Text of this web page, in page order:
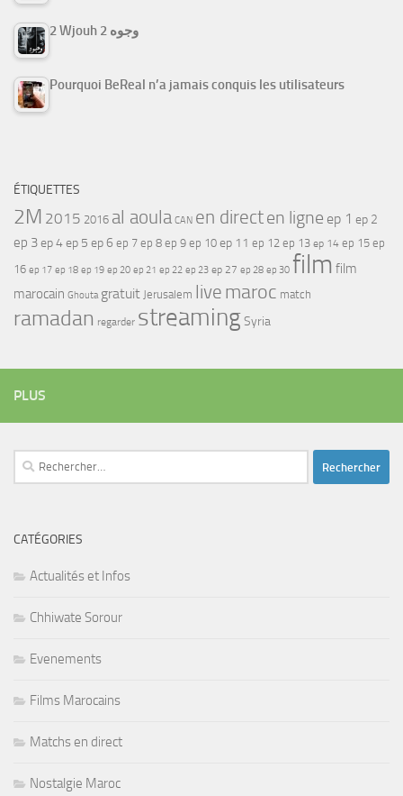
2 Wjouh 2 وجوه
Pourquoi BeReal n’a jamais conquis les utilisateurs
ÉTIQUETTES
2M 2015 2016 al aoula CAN en directen ligne ep 1 ep 2
ep 3ep 4ep 5 ep 6 ep 7 ep 8 ep 9 ep 10 ep 11 ep 12 ep 13 ep 14 ep 15 ep
16 ep 17 ep 18 ep 19 ep 20 ep 21 ep 22 ep 23 ep 27 ep 28 ep 30 film film
marocain Ghouta gratuit Jerusalem live maroc match
ramadan regarder streamingSyria
PLUS
Rechercher :
CATÉGORIES
Actualités et Infos
Chhiwate Sorour
Evenements
Films Marocains
Matchs en direct
Nostalgie Maroc